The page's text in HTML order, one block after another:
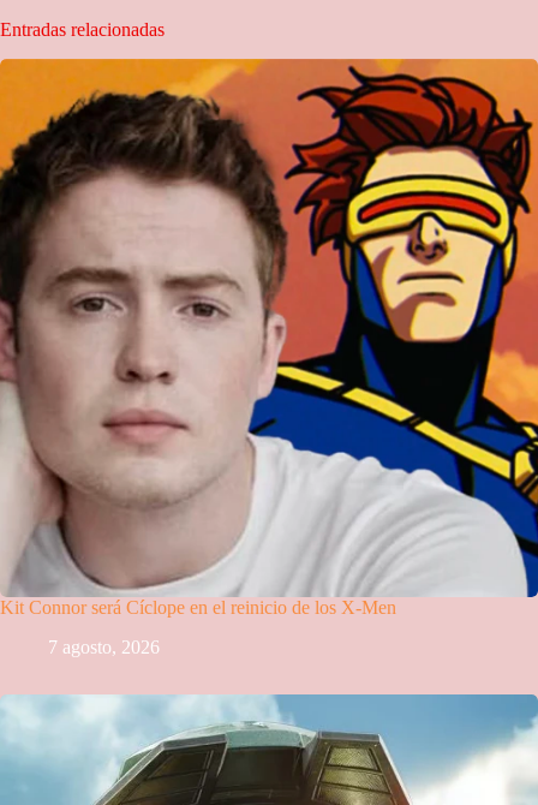
Entradas relacionadas
Kit Connor será Cíclope en el reinicio de los X-Men
7 agosto, 2026